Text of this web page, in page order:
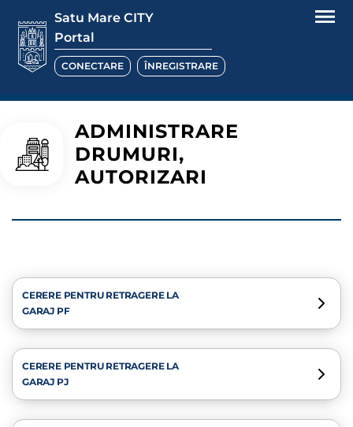
Satu Mare CITY
Portal
CONECTARE ÎNREGISTRARE
ADMINISTRARE
DRUMURI,
AUTORIZARI
CERERE PENTRU RETRAGERE LA
GARAJ PF
CERERE PENTRU RETRAGERE LA
GARAJ PJ